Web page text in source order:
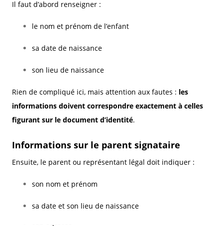
Il faut d’abord renseigner :
le nom et prénom de l’enfant
sa date de naissance
son lieu de naissance
Rien de compliqué ici, mais attention aux fautes : les
informations doivent correspondre exactement à celles
figurant sur le document d’identité.
Informations sur le parent signataire
Ensuite, le parent ou représentant légal doit indiquer :
son nom et prénom
sa date et son lieu de naissance